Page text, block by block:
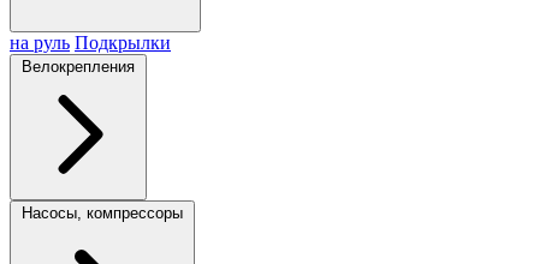
на руль Подкрылки
Велокрепления
Насосы, компрессоры